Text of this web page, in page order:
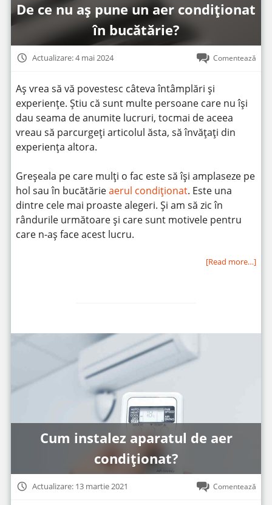
De ce nu aș pune un aer condiționat
în bucătărie?
Actualizare: 4 mai 2024 Comentează
Aș vrea să vă povestesc câteva întâmplări și
experiențe. Știu că sunt multe persoane care nu își
dau seama de anumite lucruri, tocmai de aceea
vreau să parcurgeți articolul ăsta, să învățați din
experiența altora.
Greșeala pe care mulți o fac este să își amplaseze pe
hol sau în bucătărieaerul condiționat. Este una
dintre cele mai proaste alegeri. Și am să zic în
rândurile următoare și care sunt motivele pentru
care n-aș face acest lucru.
[Read more…]
Cum instalez aparatul de aer
condiționat?
Actualizare: 13 martie 2021 Comentează